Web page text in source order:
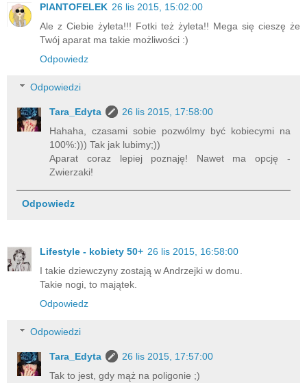
PlANTOFELEK 26 lis 2015, 15:02:00
Ale z Ciebie żyleta!!! Fotki też żyleta!! Mega się cieszę że
Twój aparat ma takie możliwości :)
Odpowiedz
Odpowiedzi
Tara_Edyta
26 lis 2015, 17:58:00
Hahaha, czasami sobie pozwólmy być kobiecymi na
100%:))) Tak jak lubimy;))
Aparat coraz lepiej poznaję! Nawet ma opcję -
Zwierzaki!
Odpowiedz
Lifestyle - kobiety 50+ 26 lis 2015, 16:58:00
I takie dziewczyny zostają w Andrzejki w domu.
Takie nogi, to majątek.
Odpowiedz
Odpowiedzi
Tara_Edyta
26 lis 2015, 17:57:00
Tak to jest, gdy mąż na poligonie ;)